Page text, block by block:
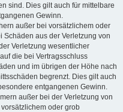
sind. Dies gilt auch für mittelbare
Gewinn.
außer bei vorsätzlichem oder
aus der Verletzung von
Verletzung wesentlicher
die bei Vertragsschluss
und im übrigen der Höhe nach
begrenzt. Dies gilt auch
entgangenen Gewinn.
außer bei der Verletzung von
oder grob